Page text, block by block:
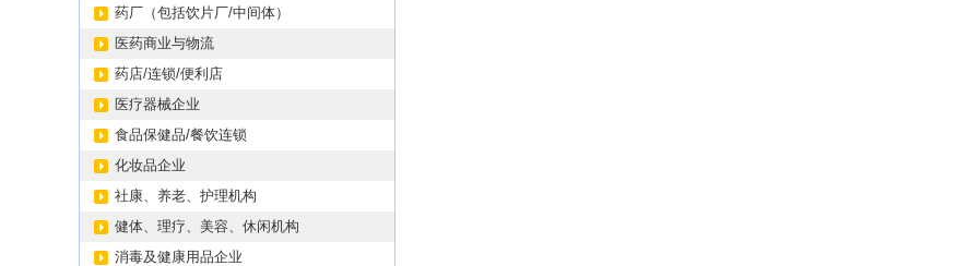
药厂（包括饮片厂/中间体）
医药商业与物流
药店/连锁/便利店
医疗器械企业
食品保健品/餐饮连锁
化妆品企业
社康、养老、护理机构
健体、理疗、美容、休闲机构
消毒及健康用品企业